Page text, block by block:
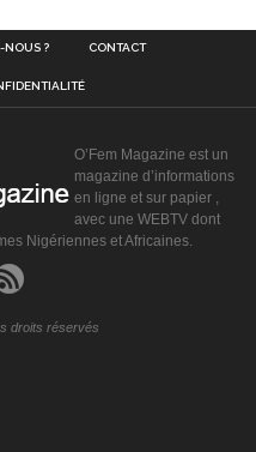
NOUS ? CONTACT
O’Fem Magazine est un
magazine d’informations
en ligne et sur papier ,
avec une WEBTV dont
Nigériennes et Africaines.
droits réservés